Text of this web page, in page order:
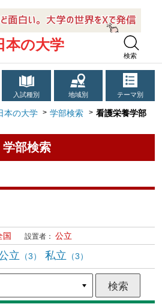
本の大学
検索
入試種別 地域別 テーマ別
本の大学 学部検索 看護栄養学部
学部検索
国 設置者： 公立
立 （3） 私立 （3）